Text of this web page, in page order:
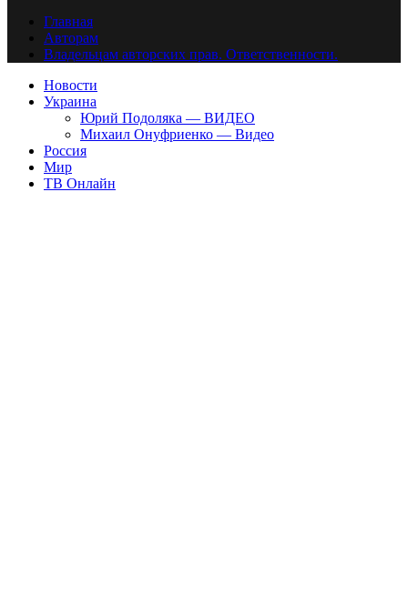
Главная
Авторам
Владельцам авторских прав. Ответственности.
Новости
Украина
Юрий Подоляка — ВИДЕО
Михаил Онуфриенко — Видео
Россия
Мир
ТВ Онлайн